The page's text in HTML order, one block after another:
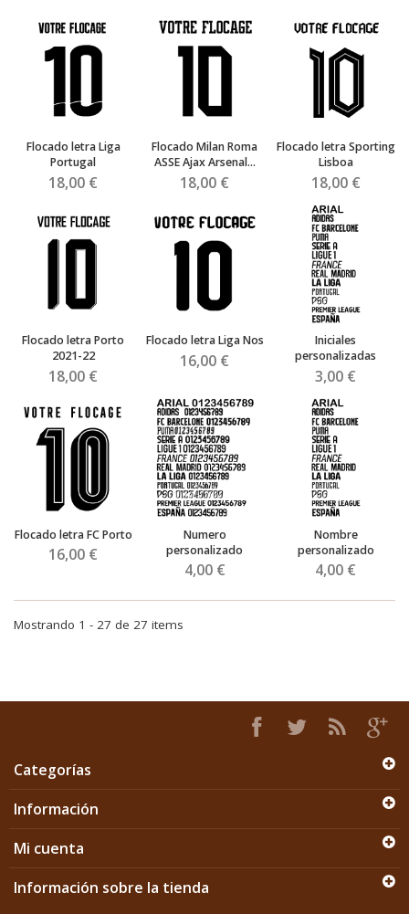
Flocado letra Liga
Portugal
18,00 €
Flocado Milan Roma
ASSE Ajax Arsenal...
18,00 €
Flocado letra Sporting
Lisboa
18,00 €
Flocado letra Porto
2021-22
18,00 €
Flocado letra Liga Nos
16,00 €
Iniciales
personalizadas
3,00 €
Flocado letra FC Porto
16,00 €
Numero
personalizado
4,00 €
Nombre
personalizado
4,00 €
Mostrando 1 - 27 de 27 items
Categorías
Información
Mi cuenta
Información sobre la tienda